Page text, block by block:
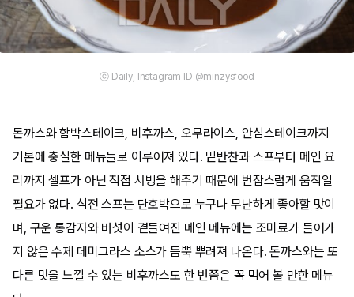
ⓒ Daily, Instagram ID @minzysfood
돈까스와 함박스테이크, 비후까스, 오무라이스, 안심스테이크까지
기본에 충실한 메뉴들로 이루어져 있다. 밑반찬과 스프부터 메인 요
리까지 셀프가 아닌 직접 서빙을 해주기 때문에 번잡스럽게 움직일
필요가 없다. 식전 스프는 단호박으로 누구나 무난하게 좋아할 맛이
며, 구운 통감자와 버섯이 곁들여진 메인 메뉴에는 조미료가 들어가
지 않은 수제 데미그라스 소스가 듬뿍 뿌려져 나온다. 돈까스와는 또
다른 맛을 느낄 수 있는 비후까스도 한 번쯤은 꼭 먹어 볼 만한 메뉴